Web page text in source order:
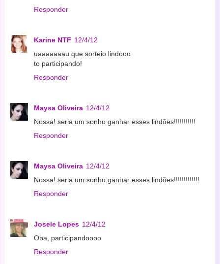
Responder
Karine NTF 12/4/12
uaaaaaaau que sorteio lindooo
to participando!
Responder
Maysa Oliveira 12/4/12
Nossa! seria um sonho ganhar esses lindões!!!!!!!!!!!
Responder
Maysa Oliveira 12/4/12
Nossa! seria um sonho ganhar esses lindões!!!!!!!!!!!!!
Responder
Josele Lopes 12/4/12
Oba, participandoooo
Responder